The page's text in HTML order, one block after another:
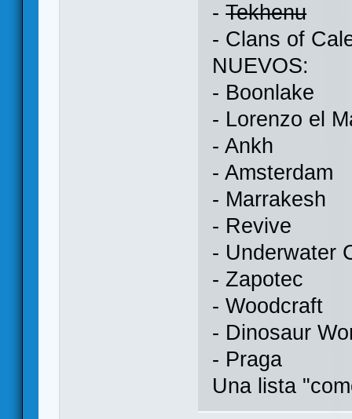
-Tekhenu
- Clans of
NUEVOS:
- Boonlake
- Lorenzo el
- Ankh
- Amsterdam
- Marrakesh
- Revive
- Underwater
- Zapotec
- Woodcraft
- Dinosaur
- Praga
Una lista